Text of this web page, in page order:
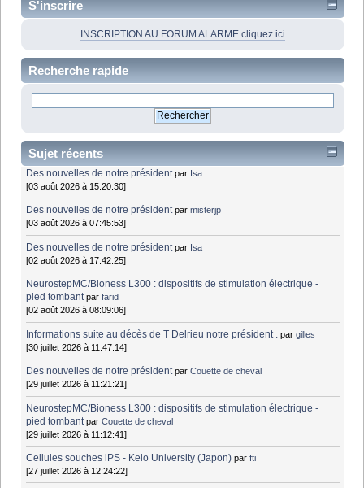
S'inscrire
INSCRIPTION AU FORUM ALARME cliquez ici
Recherche rapide
Sujet récents
Des nouvelles de notre président par Isa
[03 août 2026 à 15:20:30]
Des nouvelles de notre président parmisterjp
[03 août 2026 à 07:45:53]
Des nouvelles de notre président par Isa
[02 août 2026 à 17:42:25]
NeurostepMC/Bioness L300 : dispositifs de stimulation électrique -
pied tombant parfarid
[02 août 2026 à 08:09:06]
Informations suite au décès de T Delrieu notre président . pargilles
[30 juillet 2026 à 11:47:14]
Des nouvelles de notre président parCouette de cheval
[29 juillet 2026 à 11:21:21]
NeurostepMC/Bioness L300 : dispositifs de stimulation électrique -
pied tombant parCouette de cheval
[29 juillet 2026 à 11:12:41]
Cellules souches iPS - Keio University (Japon) parfti
[27 juillet 2026 à 12:24:22]